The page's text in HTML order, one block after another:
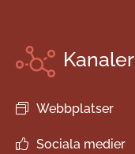
Kanaler
Webbplatser
Sociala medier